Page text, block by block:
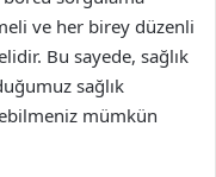
ve her birey düzenli
Bu sayede, sağlık
sağlık
mümkün